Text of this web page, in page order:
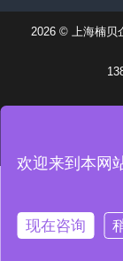
2026 © 上海楠贝
欢迎来到本网
现在咨询